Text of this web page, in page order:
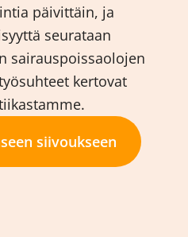
päivittäin, ja
seurataan
sairauspoissaolojen
kertovat
siivoukseen